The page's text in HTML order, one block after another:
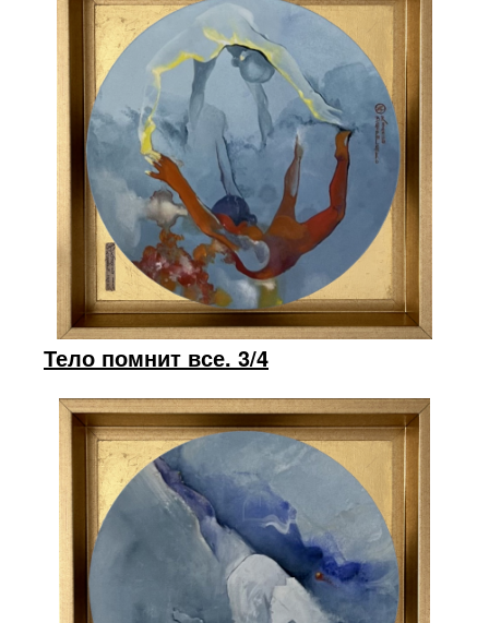
Тело помнит все. 3/4